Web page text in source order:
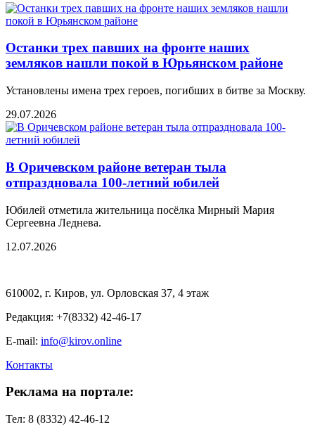
Останки трех павших на фронте наших
земляков нашли покой в Юрьянском районе
Установлены имена трех героев, погибших в битве за Москву.
29.07.2026
В Оричевском районе ветеран тыла
отпраздновала 100-летний юбилей
Юбилей отметила жительница посёлка Мирный Мария
Сергеевна Леднева.
12.07.2026
610002, г. Киров, ул. Орловская 37, 4 этаж
Редакция: +7(8332) 42-46-17
E-mail: info@kirov.online
Контакты
Реклама на портале:
Тел: 8 (8332) 42-46-12